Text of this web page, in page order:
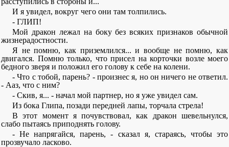
И я увидел, вокруг чего они там толпились.
- ГЛИП!
Мой дракон лежал на боку без всяких признаков обычной
жизнерадостности.
Я не помню, как приземлился... и вообще не помню, как
двигался. Помню только, что присел на корточки возле моего
бедного зверя и положил его голову к себе на колени.
- Что с тобой, парень? - произнес я, но он ничего не ответил.
- Ааз, что с ним?
- Скив, я... - начал мой партнер, но я уже увидел сам.
Из бока Глипа, позади передней лапы, торчала стрела!
В этот момент я почувствовал, как дракон шевельнулся,
слабо пытаясь приподнять голову.
- Не напрягайся, парень, - сказал я, стараясь, чтобы это
прозвучало ласково.